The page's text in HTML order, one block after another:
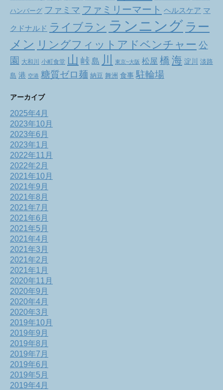
ハンバーグ ファミマ ファミリーマート ヘルスケア マ
クドナルド ライブラン ランニング ラー
メン リングフィットアドベンチャー 公
園
大和川 小町食堂 山 峠 島 川 東京~大阪 松屋 橋 海 淀川
淡路
島 港 空港 糖質ゼロ麺 納豆 舞洲 食事 駐輪場
アーカイブ
2025年4月
2023年10月
2023年6月
2023年1月
2022年11月
2022年2月
2021年10月
2021年9月
2021年8月
2021年7月
2021年6月
2021年5月
2021年4月
2021年3月
2021年2月
2021年1月
2020年11月
2020年9月
2020年4月
2020年3月
2019年10月
2019年9月
2019年8月
2019年7月
2019年6月
2019年5月
2019年4月